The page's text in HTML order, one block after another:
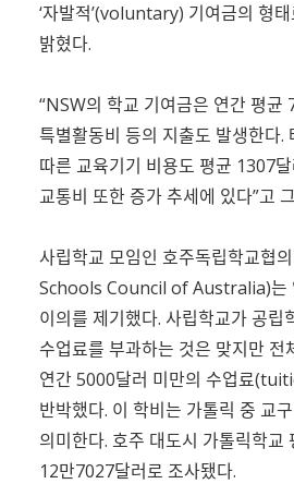
‘자발적’(voluntary) 기여금의 형
밝혔다.
“NSW의 학교 기여금은 연간 평균
특별활동비 등의 지출도 발생한다.
따른 교육기기 비용도 평균 1307
교통비 또한 증가 추세에 있다”고
사립학교 모임인 호주독립학교협
Schools Council of Australia)는
이의를 제기했다. 사립학교가 공립
수업료를 부과하는 것은 맞지만 전
연간 5000달러 미만의 수업료
반박했다. 이 학비는 가톨릭 중 교
의미한다. 호주 대도시 가톨릭학교
12만7027달러로 조사됐다.